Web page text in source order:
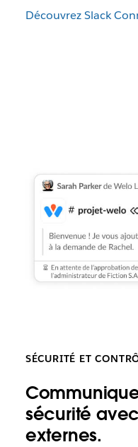
Découvrez Slack
SÉCURITÉ ET
sécurité
externes.